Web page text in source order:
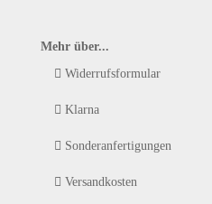
Mehr über...
Widerrufsformular
Klarna
Sonderanfertigungen
Versandkosten